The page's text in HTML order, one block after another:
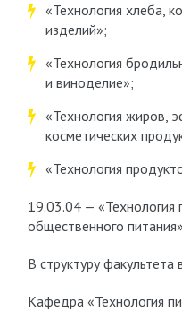
«Технология хлеба,
изделий»;
«Технология
и виноделие»;
«Технология жиров,
косметических
«Технология
19.03.04 — «Технология
общественного
В структуру факультета
Кафедра «Технология